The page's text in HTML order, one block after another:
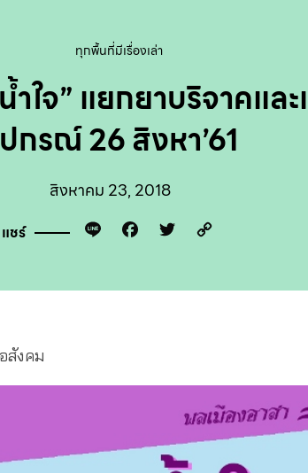
ทุกพื้นที่มีเรื่องเล่า
ใจ” แยกยาบริจาคและ
กรณ์ 26 สิงหา’61
สิงหาคม 23, 2018
แชร์ Line Facebook
Twitter
สังคม